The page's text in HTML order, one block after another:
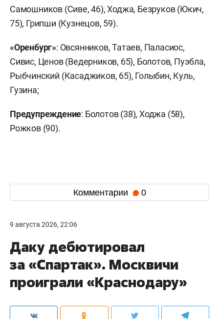
Самошников (Сиве, 46), Ходжа, Безруков (Юкич,
75), Грипши (Кузнецов, 59).
«Оренбург»: Овсянников, Татаев, Паласиос,
Сивис, Ценов (Ведерников, 65), Болотов, Пуэбла,
Рыбчинский (Касаджиков, 65), Голыбин, Куль,
Гузина;
Предупреждение: Болотов (38), Ходжа (58),
Рожков (90).
Комментарии 0
9 августа 2026, 22:06
Даку дебютировал
за «Спартак». Москвичи
проиграли «Краснодару»